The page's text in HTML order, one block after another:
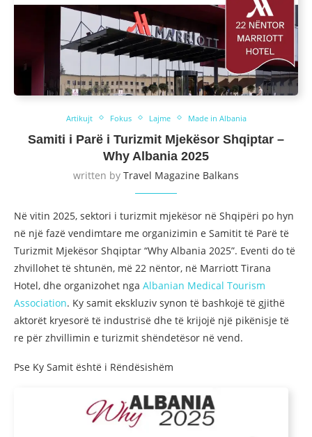
Artikujt Fokus Lajme Made in Albania
Samiti i Parë i Turizmit Mjekësor Shqiptar –
Why Albania 2025
written by Travel Magazine Balkans
Në vitin 2025, sektori i turizmit mjekësor në Shqipëri po hyn
në një fazë vendimtare me organizimin e Samitit të Parë të
Turizmit Mjekësor Shqiptar “Why Albania 2025”. Eventi do të
zhvillohet të shtunën, më 22 nëntor, në Marriott Tirana
Hotel, dhe organizohet nga Albanian Medical Tourism
Association. Ky samit ekskluziv synon të bashkojë të gjithë
aktorët kryesorë të industrisë dhe të krijojë një pikënisje të
re për zhvillimin e turizmit shëndetësor në vend.
Pse Ky Samit është i Rëndësishëm